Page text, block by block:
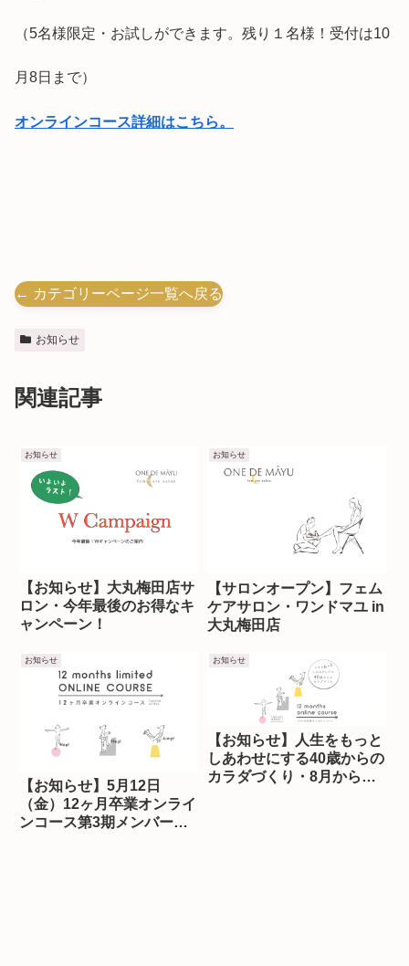
（5名様限定・お試しができます。残り１名様！受付は10
月8日まで）
オンラインコース詳細はこちら。
← カテゴリーページ一覧へ戻る
お知らせ
関連記事
お知らせ
【お知らせ】大丸梅田店サ
ロン・今年最後のお得なキ
ャンペーン！
お知らせ
【サロンオープン】フェム
ケアサロン・ワンドマユ in
大丸梅田店
お知らせ
【お知らせ】5月12日
（金）12ヶ月卒業オンライ
ンコース第3期メンバー募
お知らせ
【お知らせ】人生をもっと
しあわせにする40歳からの
カラダづくり・8月からス